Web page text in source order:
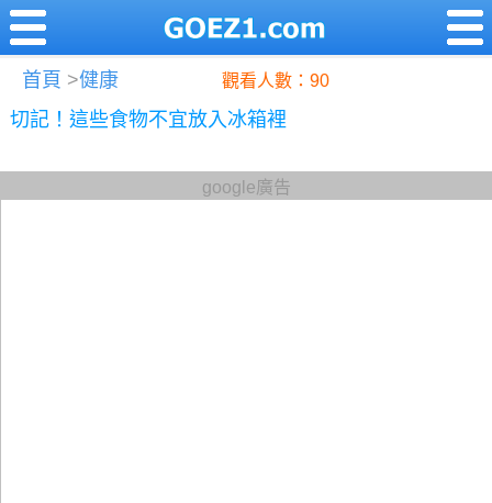
首頁 >健康 觀看人數：90
切記！這些食物不宜放入冰箱裡
google廣告